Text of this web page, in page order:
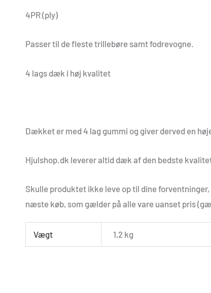
4PR (ply)
Passer til de fleste trillebøre samt fodrevogne.
4 lags dæk i høj kvalitet
Dækket er med 4 lag gummi og giver derved en
Hjulshop.dk leverer altid dæk af den bedste
Skulle produktet ikke leve op til dine
næste køb, som gælder på alle vare uanset pris
Vægt 1,2 kg